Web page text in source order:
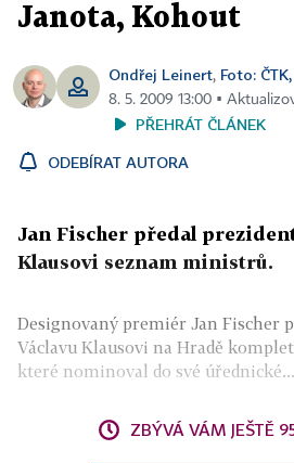
Janota, Kohout
Ondřej Leinert, Foto:
8. 5. 2009 13:00 ▪
PŘEHRÁT ČLÁNEK
ODEBÍRAT AUTORA
Jan Fischer předal
Klausovi seznam ministrů.
Designovaný premiér Jan Fischer
Václavu Klausovi na Hradě
které nominoval do své úřednické...
ZBÝVÁ VÁM JEŠTĚ